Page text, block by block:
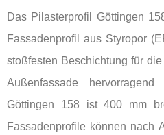
Das Pilasterprofil Göttingen
Fassadenprofil aus Styropor
stoßfesten Beschichtung für
Außenfassade
Göttingen 158 ist 400 mm
Fassadenprofile können nach